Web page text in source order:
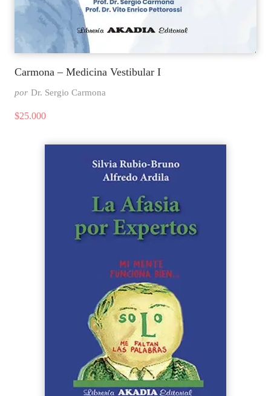
Carmona – Medicina Vestibular I
por Dr. Sergio Carmona
$25.000